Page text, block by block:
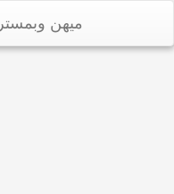
میهن وبمستر